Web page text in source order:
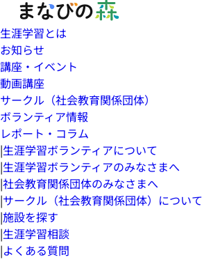
生涯学習とは
お知らせ
講座・イベント
動画講座
サークル（社会教育関係団体）
ボランティア情報
レポート・コラム
|生涯学習ボランティアについて
|生涯学習ボランティアのみなさまへ
|社会教育関係団体のみなさまへ
|サークル（社会教育関係団体）について
|施設を探す
|生涯学習相談
|よくある質問